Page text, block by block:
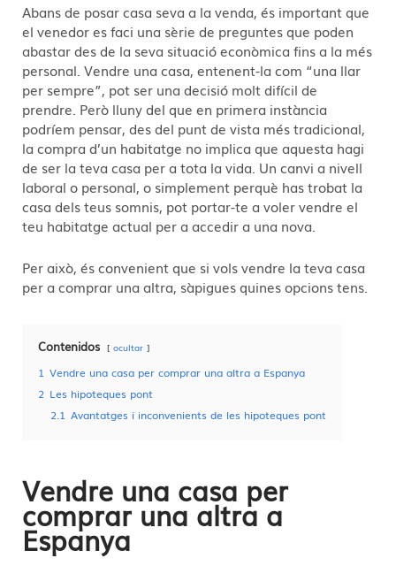
Abans de posar casa seva a la venda, és important que
el venedor es faci una sèrie de preguntes que poden
abastar des de la seva situació econòmica fins a la més
personal. Vendre una casa, entenent-la com “una llar
per sempre”, pot ser una decisió molt difícil de
prendre. Però lluny del que en primera instància
podríem pensar, des del punt de vista més tradicional,
la compra d’un habitatge no implica que aquesta hagi
de ser la teva casa per a tota la vida. Un canvi a nivell
laboral o personal, o simplement perquè has trobat la
casa dels teus somnis, pot portar-te a voler vendre el
teu habitatge actual per a accedir a una nova.
Per això, és convenient que si vols vendre la teva casa
per a comprar una altra, sàpigues quines opcions tens.
Contenidos ocultar
1 Vendre una casa per comprar una altra a Espanya
2 Les hipoteques pont
2.1 Avantatges i inconvenients de les hipoteques pont
Vendre una casa per
comprar una altra a
Espanya